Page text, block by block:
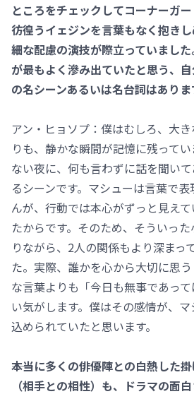
ところをチェックしてコーナーガ
彷徨うイェジンを言葉もなく抱き
細な配慮の演技が際立っていまし
が最もよく滲み出ていたと思う、
の名シーンあるいは名台詞はありま
アン・ヒョソプ：僕はむしろ、大
りも、静かな瞬間が記憶に残って
ない夜に、何も言わずに話を聞い
るシーンです。マシューは言葉で
んが、行動では本心がずっと見え
たからです。そのため、そういっ
りながら、2人の関係もより深まっ
た。実際、誰かを心から大切に思
な言葉よりも「今日も無事であっ
い気がします。僕はその感情が、
込められていたと思います。
――本当に多くの俳優陣との白熱した
（相手との相性）も、ドラマの面